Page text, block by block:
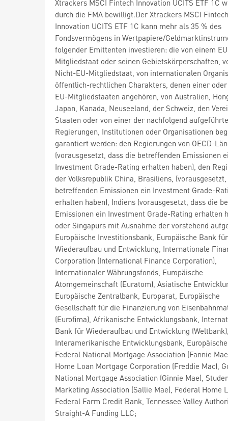
Xtrackers MSCI Fintech Innovation UCITS ETF 1C
durch die FMA bewilligt.Der Xtrackers MSCI Fintech
Innovation UCITS ETF 1C kann mehr als 35 % des
Fondsvermögens in Wertpapiere/
folgender Emittenten investieren: die von einem
Mitgliedstaat oder seinen Gebietskörperschaften,
Nicht-EU-Mitgliedstaat, von internationalen
öffentlich-rechtlichen Charakters, denen einer
EU-Mitgliedstaaten angehören, von Australien,
Japan, Kanada, Neuseeland, der Schweiz, den
Staaten oder von einer der nachfolgend
Regierungen, Institutionen oder Organisationen
garantiert werden: den Regierungen von OECD-
(vorausgesetzt, dass die betreffenden Emissionen
Investment Grade-Rating erhalten haben), den
der Volksrepublik China, Brasiliens,
betreffenden Emissionen ein Investment Grade-
erhalten haben), Indiens (vorausgesetzt, dass die
Emissionen ein Investment Grade-Rating erhalten
oder Singapurs mit Ausnahme der vorstehend
Europäische Investitionsbank, Europäische Bank für
Wiederaufbau und Entwicklung, Internationale
Corporation (International Finance Corporation),
Internationaler Währungsfonds, Europäische
Atomgemeinschaft (Euratom), Asiatische
Europäische Zentralbank, Europarat, Europäische
Gesellschaft für die Finanzierung von
(Eurofima), Afrikanische Entwicklungsbank,
Bank für Wiederaufbau und Entwicklung
Interamerikanische Entwicklungsbank,
Federal National Mortgage Association (Fannie
Home Loan Mortgage Corporation (Freddie Mac),
National Mortgage Association (Ginnie Mae),
Marketing Association (Sallie Mae), Federal Home
Federal Farm Credit Bank, Tennessee Valley
Straight-A Funding LLC;